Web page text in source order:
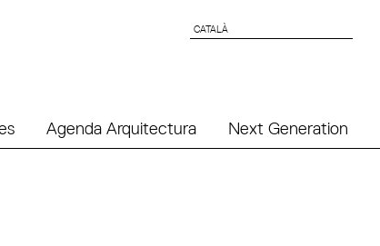
CATALÀ
CATALÀ
Agenda Arquitectura Next Generation